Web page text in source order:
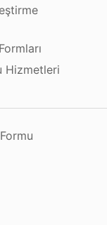
Hizmetleri